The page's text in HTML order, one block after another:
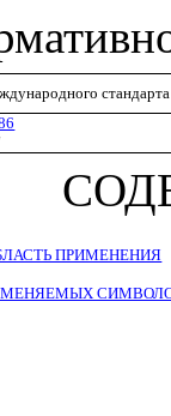
стандарта
ПРИМЕНЕНИЯ